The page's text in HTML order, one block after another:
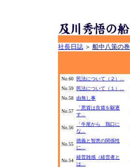
社長日誌 ＞ 船中八策の
No.60 民法について（２）...
No.59
民法について（１）...
No.58 由無し事
No.57
「悪貨は良貨を駆逐
す...
No.56
「牛尾から 鶏口に
な...
No.55
徳義と智恵の関係性
に...
No.54
経営雑感（経営者と
は...